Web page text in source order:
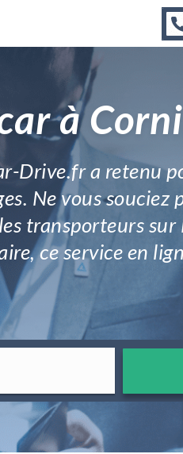
à
Drive.fr a retenu
Ne vous souciez
transporteurs
ce service en